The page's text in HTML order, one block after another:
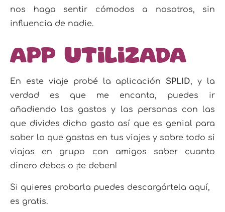
nos haga sentir cómodos a nosotros, sin
influencia de nadie.
App utilizada
En este viaje probé la aplicación SPLID, y la
verdad es que me encanta, puedes ir
añadiendo los gastos y las personas con las
que divides dicho gasto así que es genial para
saber lo que gastas en tus viajes y sobre todo si
viajas en grupo con amigos saber cuanto
dinero debes o ¡te deben!
Si quieres probarla puedes descargártela aquí,
es gratis.